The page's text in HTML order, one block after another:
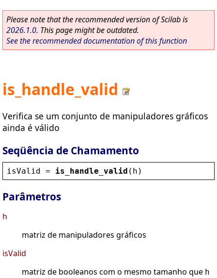
Please note that the recommended version of Scilab is
2026.1.0. This page might be outdated.
See the recommended documentation of this function
is_handle_valid
Verifica se um conjunto de manipuladores gráficos
ainda é válido
Seqüência de Chamamento
isValid = is_handle_valid ( h )
Parâmetros
h
matriz de manipuladores gráficos
isValid
matriz de booleanos com o mesmo tamanho que h